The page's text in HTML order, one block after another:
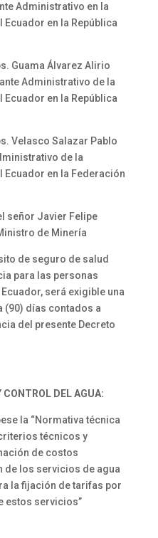
Administrativo en la
en la República
Guama Álvarez Alirio
Administrativo de la
en la República
Velasco Salazar Pablo
de la
Ecuador en la Federación
señor Javier Felipe
de Minería
de seguro de salud
para las personas
será exigible una
(90) días contados a
del presente Decreto
CONTROL DEL AGUA:
la “Normativa técnica
técnicos y
de costos
de los servicios de agua
la fijación de tarifas por
estos servicios”